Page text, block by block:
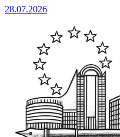
28.07.2026